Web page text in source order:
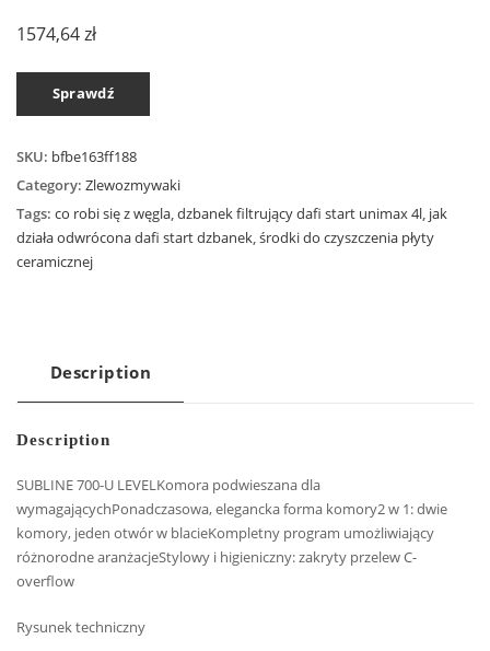
1574,64zł
Sprawdź
SKU: bfbe163ff188
Category: Zlewozmywaki
Tags: co robi się z węgla,dzbanek filtrujący dafi start unimax 4l, jak
działa odwrócona dafi start dzbanek,środki do czyszczenia płyty
ceramicznej
Description
Description
SUBLINE 700-U LEVELKomora podwieszana dla
wymagającychPonadczasowa, elegancka forma komory2 w 1: dwie
komory, jeden otwór w blacieKompletny program umożliwiający
różnorodne aranżacjeStylowy i higieniczny: zakryty przelew C-
overflow
Rysunek techniczny